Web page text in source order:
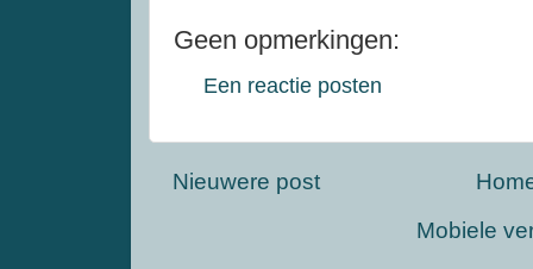
Geen opmerkingen:
Een reactie posten
Nieuwere post
Mobiele